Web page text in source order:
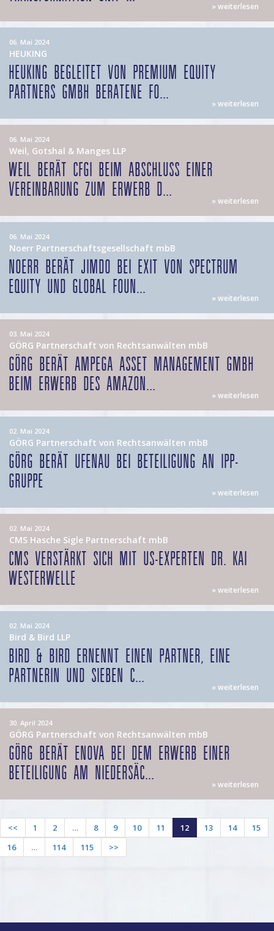
» weiterlesen
06. Mai 2024
HEUKING
HEUKING BEGLEITET VON PREMIUM EQUITY
PARTNERS GMBH BERATENE FO...
» weiterlesen
06. Mai 2024
Weil, Gotshal & Manges LLP
WEIL BERÄT CFGI BEIM ABSCHLUSS EINER
VEREINBARUNG ZUM ERWERB D...
» weiterlesen
06. Mai 2024
Noerr Partnerschaftsgesellschaft mbB
NOERR BERÄT JIMDO BEI EXIT VON SPECTRUM
EQUITY UND GLOBAL FOUN...
» weiterlesen
03. Mai 2024
GÖRG Partnerschaft von Rechtsanwälten mbB
GÖRG BERÄT AMPEGA ASSET MANAGEMENT GMBH
BEIM ERWERB DES AMAZON...
» weiterlesen
02. Mai 2024
GÖRG Partnerschaft von Rechtsanwälten mbB
GÖRG BERÄT UFENAU BEI BETEILIGUNG AN IPP-
GRUPPE
» weiterlesen
02. Mai 2024
CMS Hasche Sigle Partnerschaft mbB
CMS VERSTÄRKT SICH MIT US-EXPERTEN DR. KAI
WESTERWELLE
» weiterlesen
02. Mai 2024
Bird & Bird LLP
BIRD & BIRD ERNENNT EINEN PARTNER, EINE
PARTNERIN UND SIEBEN C...
» weiterlesen
30. April 2024
GÖRG Partnerschaft von Rechtsanwälten mbB
GÖRG BERÄT ENOVA BEI DEM ERWERB EINER
BETEILIGUNG AM NIEDERSÄC...
» weiterlesen
<< 1 2 … 8 9 10 11 12 13 14
15
16
… 114 115 >>